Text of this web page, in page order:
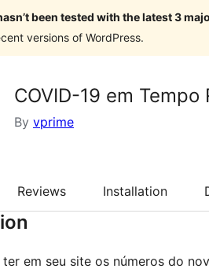
been tested with the latest 3
versions of WordPress.
COVID-19 em Tempo
By vprime
Reviews Installation
em seu site os números do